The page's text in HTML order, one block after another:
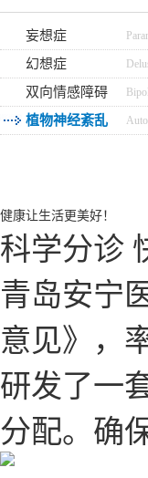
妄想症
幻想症
双向情感障碍
植物神经紊乱
健康让生活更美好！
科学分诊
青岛安宁
意见》，
研发了一
分配。确